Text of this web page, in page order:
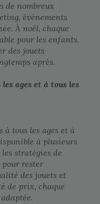
de nombreux
événements
À noël, chaque
pour les enfants.
des jouets
après.
ages et à tous les
à tous les ages et à
à plusieurs
stratégies de
rester
des jouets et
de prix, chaque